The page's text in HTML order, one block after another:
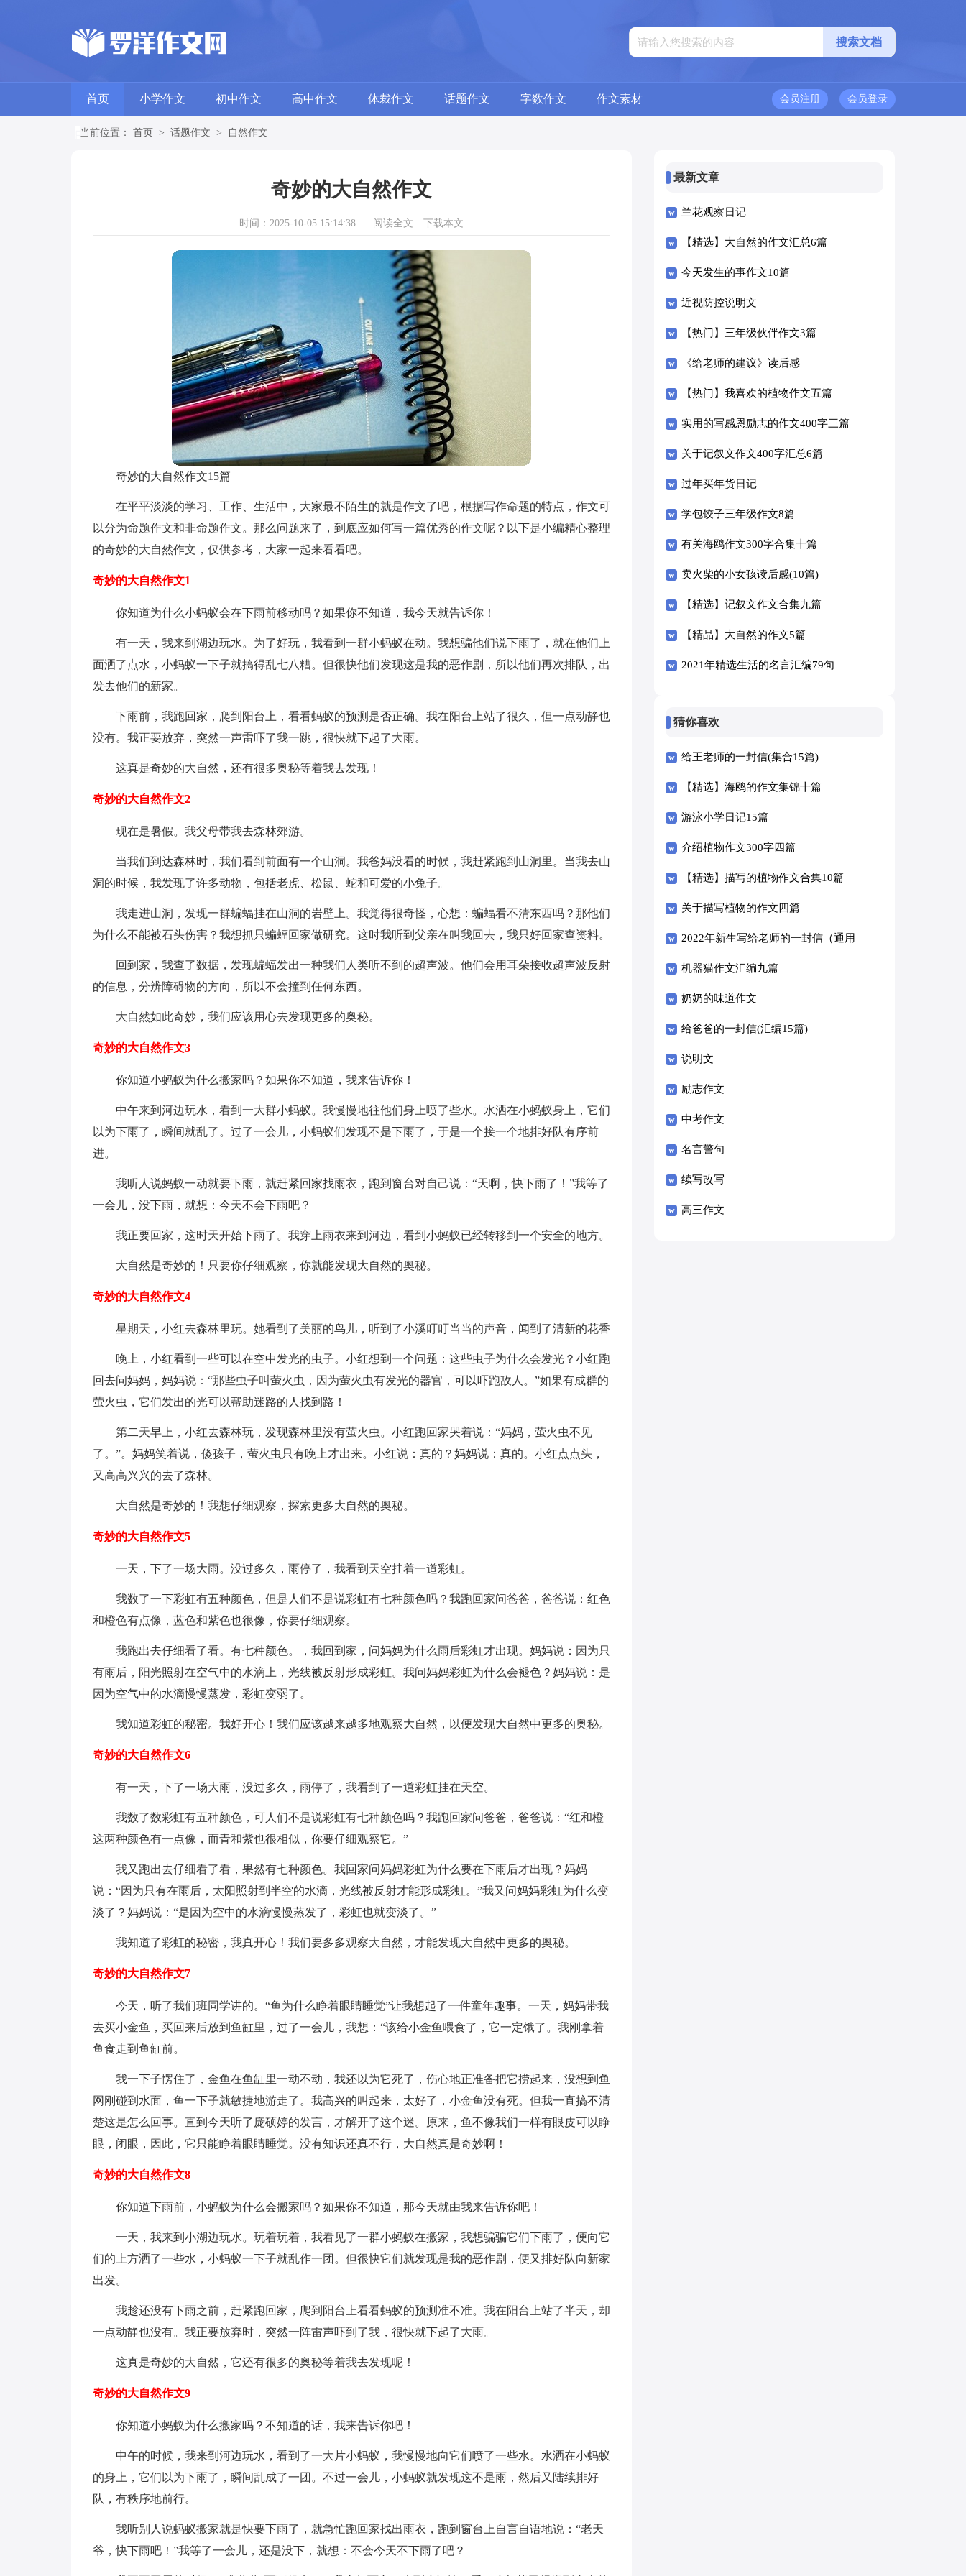
首页 小学作文 初中作文 高中作文 体裁作文 话题作文 字数作文 作文素材 会员登录
会员注册
当前位置： 首页 > 话题作文 > 自然作文
奇妙的大自然作文
时间：2025-10-05 15:14:38 阅读全文 下载本文
奇妙的大自然作文15篇
在平平淡淡的学习、工作、生活中，大家最不陌生的就是作文了吧，根据写作命题的特点，作文可
以分为命题作文和非命题作文。那么问题来了，到底应如何写一篇优秀的作文呢？以下是小编精心整理
的奇妙的大自然作文，仅供参考，大家一起来看看吧。
奇妙的大自然作文1
你知道为什么小蚂蚁会在下雨前移动吗？如果你不知道，我今天就告诉你！
有一天，我来到湖边玩水。为了好玩，我看到一群小蚂蚁在动。我想骗他们说下雨了，就在他们上
面洒了点水，小蚂蚁一下子就搞得乱七八糟。但很快他们发现这是我的恶作剧，所以他们再次排队，出
发去他们的新家。
下雨前，我跑回家，爬到阳台上，看看蚂蚁的预测是否正确。我在阳台上站了很久，但一点动静也
没有。我正要放弃，突然一声雷吓了我一跳，很快就下起了大雨。
这真是奇妙的大自然，还有很多奥秘等着我去发现！
奇妙的大自然作文2
现在是暑假。我父母带我去森林郊游。
当我们到达森林时，我们看到前面有一个山洞。我爸妈没看的时候，我赶紧跑到山洞里。当我去山
洞的时候，我发现了许多动物，包括老虎、松鼠、蛇和可爱的小兔子。
我走进山洞，发现一群蝙蝠挂在山洞的岩壁上。我觉得很奇怪，心想：蝙蝠看不清东西吗？那他们
为什么不能被石头伤害？我想抓只蝙蝠回家做研究。这时我听到父亲在叫我回去，我只好回家查资料。
回到家，我查了数据，发现蝙蝠发出一种我们人类听不到的超声波。他们会用耳朵接收超声波反射
的信息，分辨障碍物的方向，所以不会撞到任何东西。
大自然如此奇妙，我们应该用心去发现更多的奥秘。
奇妙的大自然作文3
你知道小蚂蚁为什么搬家吗？如果你不知道，我来告诉你！
中午来到河边玩水，看到一大群小蚂蚁。我慢慢地往他们身上喷了些水。水洒在小蚂蚁身上，它们
以为下雨了，瞬间就乱了。过了一会儿，小蚂蚁们发现不是下雨了，于是一个接一个地排好队有序前
进。
我听人说蚂蚁一动就要下雨，就赶紧回家找雨衣，跑到窗台对自己说：“天啊，快下雨了！”我等了
一会儿，没下雨，就想：今天不会下雨吧？
我正要回家，这时天开始下雨了。我穿上雨衣来到河边，看到小蚂蚁已经转移到一个安全的地方。
大自然是奇妙的！只要你仔细观察，你就能发现大自然的奥秘。
奇妙的大自然作文4
星期天，小红去森林里玩。她看到了美丽的鸟儿，听到了小溪叮叮当当的声音，闻到了清新的花香
晚上，小红看到一些可以在空中发光的虫子。小红想到一个问题：这些虫子为什么会发光？小红跑
回去问妈妈，妈妈说：“那些虫子叫萤火虫，因为萤火虫有发光的器官，可以吓跑敌人。”如果有成群的
萤火虫，它们发出的光可以帮助迷路的人找到路！
第二天早上，小红去森林玩，发现森林里没有萤火虫。小红跑回家哭着说：“妈妈，萤火虫不见
了。”。妈妈笑着说，傻孩子，萤火虫只有晚上才出来。小红说：真的？妈妈说：真的。小红点点头，
又高高兴兴的去了森林。
大自然是奇妙的！我想仔细观察，探索更多大自然的奥秘。
奇妙的大自然作文5
一天，下了一场大雨。没过多久，雨停了，我看到天空挂着一道彩虹。
我数了一下彩虹有五种颜色，但是人们不是说彩虹有七种颜色吗？我跑回家问爸爸，爸爸说：红色
和橙色有点像，蓝色和紫色也很像，你要仔细观察。
我跑出去仔细看了看。有七种颜色。，我回到家，问妈妈为什么雨后彩虹才出现。妈妈说：因为只
有雨后，阳光照射在空气中的水滴上，光线被反射形成彩虹。我问妈妈彩虹为什么会褪色？妈妈说：是
因为空气中的水滴慢慢蒸发，彩虹变弱了。
我知道彩虹的秘密。我好开心！我们应该越来越多地观察大自然，以便发现大自然中更多的奥秘。
奇妙的大自然作文6
有一天，下了一场大雨，没过多久，雨停了，我看到了一道彩虹挂在天空。
我数了数彩虹有五种颜色，可人们不是说彩虹有七种颜色吗？我跑回家问爸爸，爸爸说：“红和橙
这两种颜色有一点像，而青和紫也很相似，你要仔细观察它。”
我又跑出去仔细看了看，果然有七种颜色。我回家问妈妈彩虹为什么要在下雨后才出现？妈妈
说：“因为只有在雨后，太阳照射到半空的水滴，光线被反射才能形成彩虹。”我又问妈妈彩虹为什么变
淡了？妈妈说：“是因为空中的水滴慢慢蒸发了，彩虹也就变淡了。”
我知道了彩虹的秘密，我真开心！我们要多多观察大自然，才能发现大自然中更多的奥秘。
奇妙的大自然作文7
今天，听了我们班同学讲的。“鱼为什么睁着眼睛睡觉”让我想起了一件童年趣事。一天，妈妈带我
去买小金鱼，买回来后放到鱼缸里，过了一会儿，我想：“该给小金鱼喂食了，它一定饿了。我刚拿着
鱼食走到鱼缸前。
我一下子愣住了，金鱼在鱼缸里一动不动，我还以为它死了，伤心地正准备把它捞起来，没想到鱼
网刚碰到水面，鱼一下子就敏捷地游走了。我高兴的叫起来，太好了，小金鱼没有死。但我一直搞不清
楚这是怎么回事。直到今天听了庞硕婷的发言，才解开了这个迷。原来，鱼不像我们一样有眼皮可以睁
眼，闭眼，因此，它只能睁着眼睛睡觉。没有知识还真不行，大自然真是奇妙啊！
奇妙的大自然作文8
你知道下雨前，小蚂蚁为什么会搬家吗？如果你不知道，那今天就由我来告诉你吧！
一天，我来到小湖边玩水。玩着玩着，我看见了一群小蚂蚁在搬家，我想骗骗它们下雨了，便向它
们的上方洒了一些水，小蚂蚁一下子就乱作一团。但很快它们就发现是我的恶作剧，便又排好队向新家
出发。
我趁还没有下雨之前，赶紧跑回家，爬到阳台上看看蚂蚁的预测准不准。我在阳台上站了半天，却
一点动静也没有。我正要放弃时，突然一阵雷声吓到了我，很快就下起了大雨。
这真是奇妙的大自然，它还有很多的奥秘等着我去发现呢！
奇妙的大自然作文9
你知道小蚂蚁为什么搬家吗？不知道的话，我来告诉你吧！
中午的时候，我来到河边玩水，看到了一大片小蚂蚁，我慢慢地向它们喷了一些水。水洒在小蚂蚁
的身上，它们以为下雨了，瞬间乱成了一团。不过一会儿，小蚂蚁就发现这不是雨，然后又陆续排好
队，有秩序地前行。
我听别人说蚂蚁搬家就是快要下雨了，就急忙跑回家找出雨衣，跑到窗台上自言自语地说：“老天
爷，快下雨吧！”我等了一会儿，还是没下，就想：不会今天不下雨了吧？
最新文章
兰花观察日记
【精选】大自然的作文汇总6篇
今天发生的事作文10篇
近视防控说明文
【热门】三年级伙伴作文3篇
《给老师的建议》读后感
【热门】我喜欢的植物作文五篇
实用的写感恩励志的作文400字三篇
关于记叙文作文400字汇总6篇
过年买年货日记
学包饺子三年级作文8篇
有关海鸥作文300字合集十篇
卖火柴的小女孩读后感(10篇)
【精选】记叙文作文合集九篇
【精品】大自然的作文5篇
2021年精选生活的名言汇编79句
猜你喜欢
给王老师的一封信(集合15篇)
【精选】海鸥的作文集锦十篇
游泳小学日记15篇
介绍植物作文300字四篇
【精选】描写的植物作文合集10篇
关于描写植物的作文四篇
2022年新生写给老师的一封信（通用
8篇）
机器猫作文汇编九篇
奶奶的味道作文
给爸爸的一封信(汇编15篇)
说明文
励志作文
中考作文
名言警句
续写改写
高三作文